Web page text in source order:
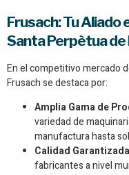
Frusach: Tu Aliado
Santa Perpètua
En el competitivo mercado
Frusach se destaca por:
Amplia Gama de
variedad de
manufactura hasta
Calidad
fabricantes a nivel